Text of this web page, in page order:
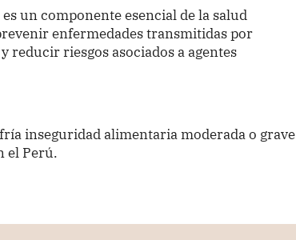
un componente esencial de la salud
enfermedades transmitidas por
reducir riesgos asociados a agentes
inseguridad alimentaria moderada o grave
el Perú.